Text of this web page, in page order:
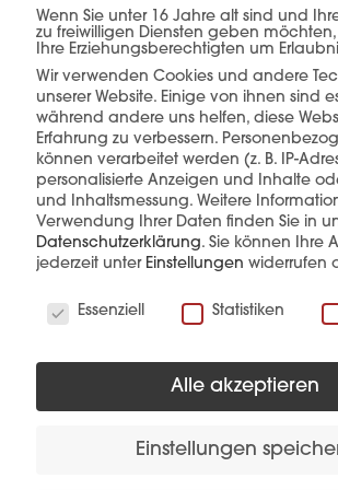
einer Hand.
mehr erfahren
Diese Produkte könnten
Wenn Sie unter 16 Jahre alt sind und
zu freiwilligen Diensten geben möchten,
Ihre Erziehungsberechtigten um
Wir verwenden Cookies und andere
unserer Website. Einige von ihnen sind
während andere uns helfen, diese
Erfahrung zu verbessern.
können verarbeitet werden (z. B. IP-
personalisierte Anzeigen und Inhalte
und Inhaltsmessung. Weitere
Verwendung Ihrer Daten finden Sie in
Datenschutzerklärung. Sie können Ihre
jederzeit unter Einstellungen widerrufen
Essenziell
Statistiken
Alle akzeptieren
Einstellungen